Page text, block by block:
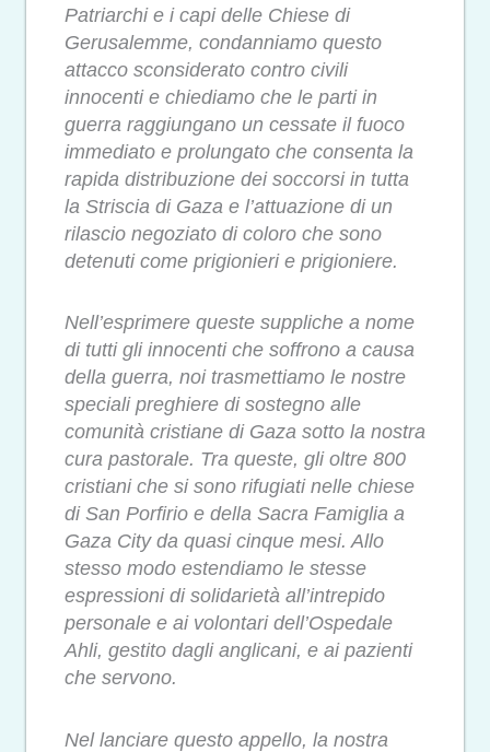
Patriarchi e i capi delle Chiese di
Gerusalemme, condanniamo questo
attacco sconsiderato contro civili
innocenti e chiediamo che le parti in
guerra raggiungano un cessate il fuoco
immediato e prolungato che consenta la
rapida distribuzione dei soccorsi in tutta
la Striscia di Gaza e l’attuazione di un
rilascio negoziato di coloro che sono
detenuti come prigionieri e prigioniere.
Nell’esprimere queste suppliche a nome
di tutti gli innocenti che soffrono a causa
della guerra, noi trasmettiamo le nostre
speciali preghiere di sostegno alle
comunità cristiane di Gaza sotto la nostra
cura pastorale. Tra queste, gli oltre 800
cristiani che si sono rifugiati nelle chiese
di San Porfirio e della Sacra Famiglia a
Gaza City da quasi cinque mesi. Allo
stesso modo estendiamo le stesse
espressioni di solidarietà all’intrepido
personale e ai volontari dell’Ospedale
Ahli, gestito dagli anglicani, e ai pazienti
che servono.
Nel lanciare questo appello, la nostra